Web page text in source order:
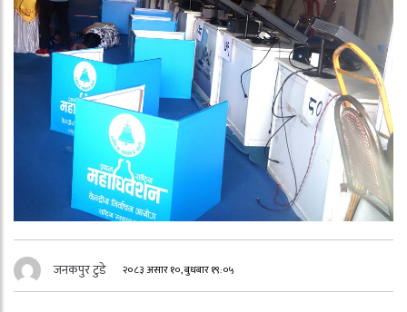
जनकपुर टुडे २०८३ असार १०, बुधबार १९:०५